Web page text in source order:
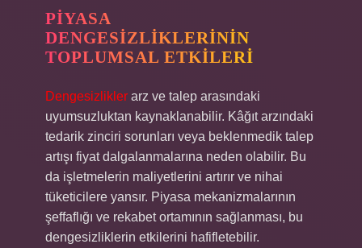
PIYASA
DENGESIZLIKLERININ
TOPLUMSAL ETKILERI
Dengesizlikler arz ve talep arasındaki
uyumsuzluktan kaynaklanabilir. Kâğıt arzındaki
tedarik zinciri sorunları veya beklenmedik talep
artışı fiyat dalgalanmalarına neden olabilir. Bu
da işletmelerin maliyetlerini artırır ve nihai
tüketicilere yansır. Piyasa mekanizmalarının
şeffaflığı ve rekabet ortamının sağlanması, bu
dengesizliklerin etkilerini hafifletebilir.